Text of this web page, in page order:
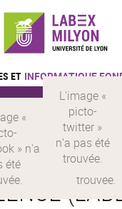
ET INFORMATIQUE